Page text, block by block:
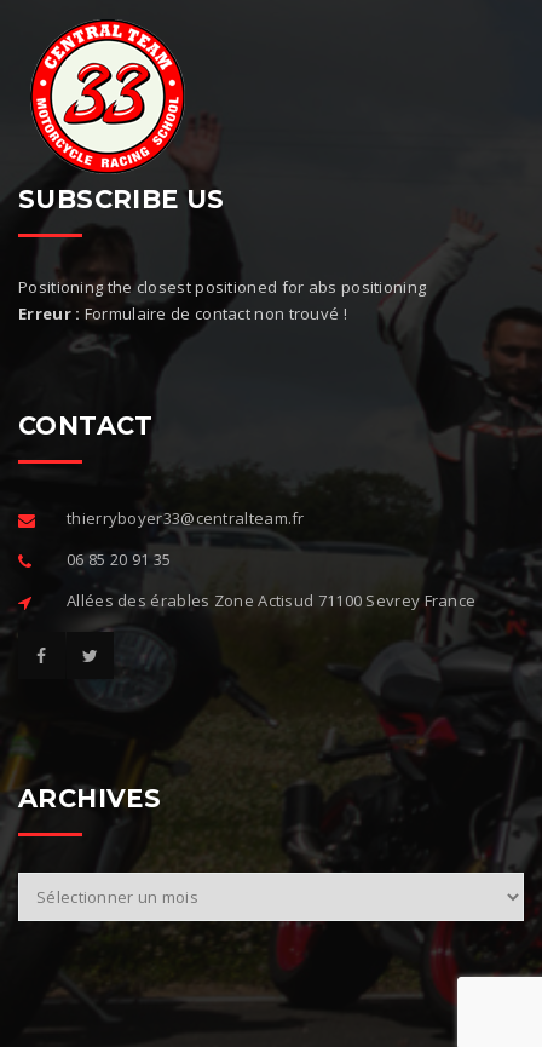
SUBSCRIBE US
Positioning the closest positioned for abs positioning
Erreur : Formulaire de contact non trouvé !
CONTACT
thierryboyer33@centralteam.fr
06 85 20 91 35
Allées des érables Zone Actisud 71100 Sevrey France
ARCHIVES